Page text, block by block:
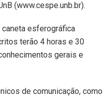
(www.cespe.unb.br).
esferográfica
terão 4 horas e 30
gerais e
de comunicação, como